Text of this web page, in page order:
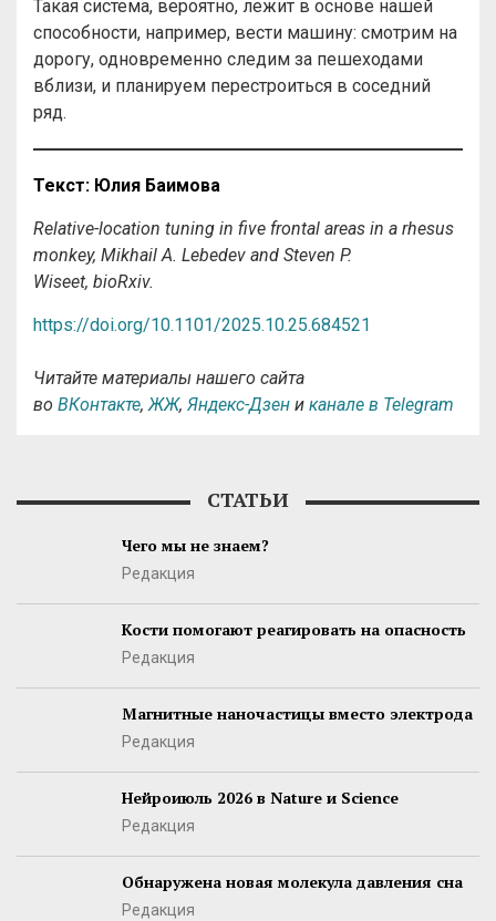
Такая система, вероятно, лежит в основе нашей
способности, например, вести машину: смотрим на
дорогу, одновременно следим за пешеходами
вблизи, и планируем перестроиться в соседний
ряд.
Текст: Юлия Баимова
Relative-location tuning in five frontal areas in a rhesus
monkey, Mikhail A. Lebedev and Steven P.
Wiseet, bioRxiv.
https://doi.org/10.1101/2025.10.25.684521
Читайте материалы нашего сайта
во ВКонтакте,ЖЖ, Яндекс-Дзен и канале в Telegram
СТАТЬИ
Чего мы не знаем?
Редакция
Кости помогают реагировать на опасность
Редакция
Магнитные наночастицы вместо электрода
Редакция
Нейроиюль 2026 в Nature и Science
Редакция
Обнаружена новая молекула давления сна
Редакция